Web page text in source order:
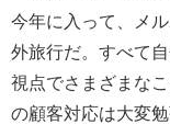
今年に入って、メ
外旅行だ。すべて
視点でさまざまな
の顧客対応は大変勉